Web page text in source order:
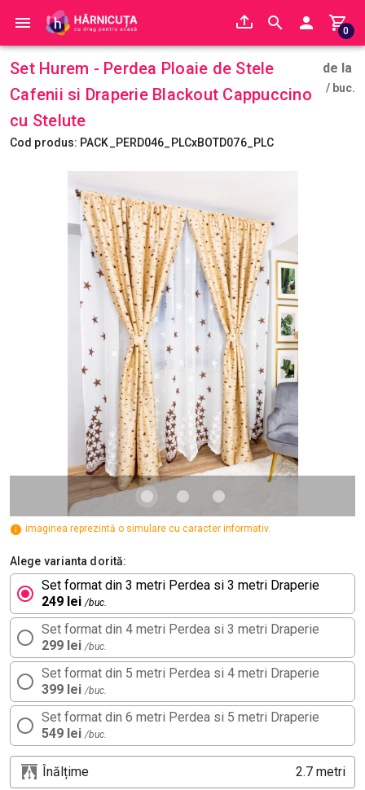
0
Set Hurem - Perdea Ploaie de Stele
Cafenii si Draperie Blackout Cappuccino
cu Stelute
Cod produs: PACK_PERD046_PLCxBOTD076_PLC
de la
/ buc.
imaginea reprezintă o simulare cu caracter informativ.
Alege varianta dorită:
Set format din 3 metri Perdea si 3 metri Draperie
249 lei /buc.
Set format din 4 metri Perdea si 3 metri Draperie
299 lei /buc.
Set format din 5 metri Perdea si 4 metri Draperie
399 lei /buc.
Set format din 6 metri Perdea si 5 metri Draperie
549 lei /buc.
Înălțime metri